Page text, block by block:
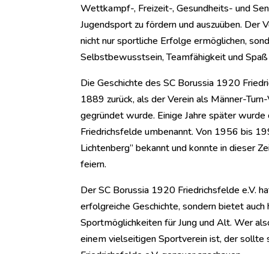
Wettkampf-, Freizeit-, Gesundheits- und
Jugendsport zu fördern und auszuüben. Der
nicht nur sportliche Erfolge ermöglichen,
Selbstbewusstsein, Teamfähigkeit und
Die Geschichte des SC Borussia 1920
1889 zurück, als der Verein als Männer-
gegründet wurde. Einige Jahre später
Friedrichsfelde umbenannt. Von 1956 bis
Lichtenberg” bekannt und konnte in dieser
feiern.
Der SC Borussia 1920 Friedrichsfelde e.V.
erfolgreiche Geschichte, sondern bietet
Sportmöglichkeiten für Jung und Alt. Wer
einem vielseitigen Sportverein ist, der sollte